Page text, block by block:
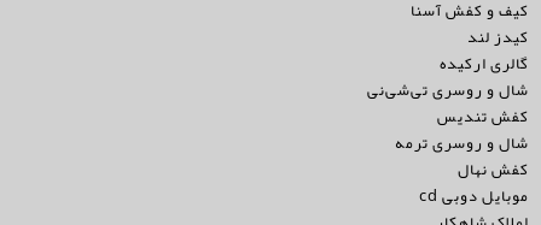
کیف و کفش آسنا
کیدز لند
گالری ارکیده
شال و روسری تی‌شی‌نی
کفش تندیس
شال و روسری ترمه
کفش نهال
موبایل دوبی cd